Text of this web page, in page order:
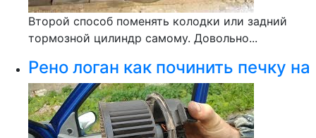
Второй способ поменять колодки или задний
тормозной цилиндр самому. Довольно...
Рено логан как починить печку на